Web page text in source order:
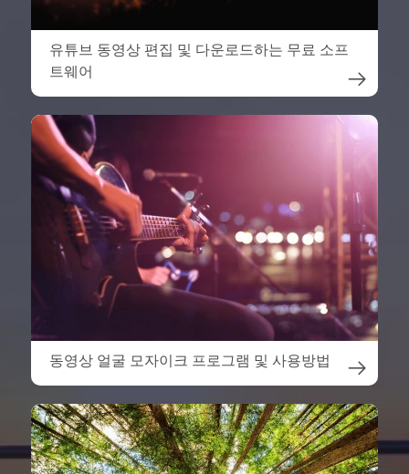
유튜브 동영상 편집 및 다운로드하는 무료 소프
트웨어

동영상 얼굴 모자이크 프로그램 및 사용방법 